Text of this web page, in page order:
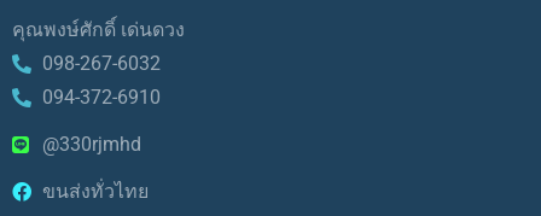
คุณพงษ์ศักดิ์ เด่นดวง
098-267-6032
094-372-6910
@330rjmhd
ขนส่งทั่วไทย